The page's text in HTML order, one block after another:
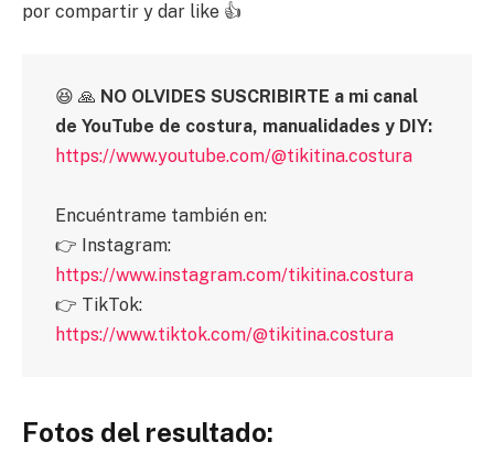
por compartir y dar like 👍
😆 🙏 NO OLVIDES SUSCRIBIRTE a mi canal
de YouTube de costura, manualidades y DIY:
https://www.youtube.com/@tikitina.costura
Encuéntrame también en:
👉 Instagram:
https://www.instagram.com/tikitina.costura
👉 TikTok:
https://www.tiktok.com/@tikitina.costura
Fotos del resultado: